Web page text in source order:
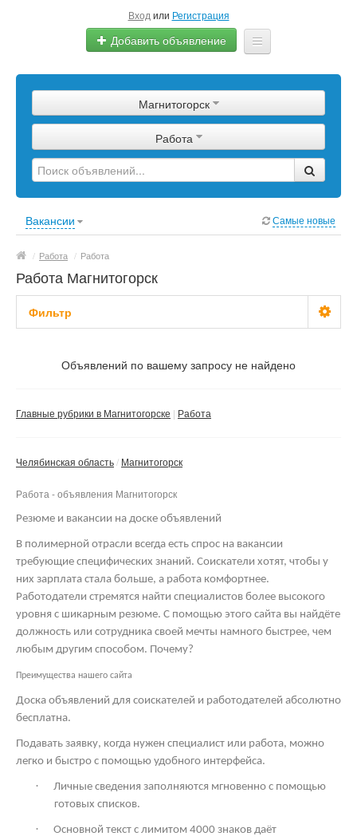
Вход или Регистрация
Добавить объявление
Сырье
Изделия
Оборудование
Магнитогорск
Работа
Вакансии Самые новые
/ Работа / Работа
Работа Магнитогорск
Фильтр
Не важноОбъявлений по вашему запросу не найдено
Главные рубрики в Магнитогорске Работа
Челябинская область Магнитогорск
Работа - объявления Магнитогорск
Резюме и вакансии на доске объявлений
В полимерной отрасли всегда есть спрос на вакансии
требующие специфических знаний. Соискатели хотят, чтобы у
них зарплата стала больше, а работа комфортнее.
Работодатели стремятся найти специалистов более высокого
уровня с шикарным резюме. С помощью этого сайта вы найдёте
должность или сотрудника своей мечты намного быстрее, чем
любым другим способом. Почему?
Преимущества нашего сайта
Доска объявлений для соискателей и работодателей абсолютно
бесплатна.
Подавать заявку, когда нужен специалист или работа, можно
легко и быстро с помощью удобного интерфейса.
·
Личные сведения заполняются мгновенно с помощью
готовых списков.
·
Основной текст с лимитом 4000 знаков даёт